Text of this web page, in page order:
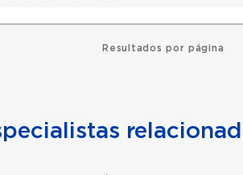
Resultados por página